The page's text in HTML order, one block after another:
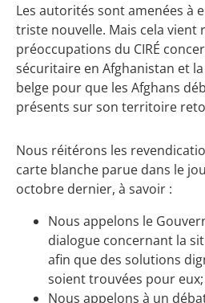
Les autorités sont amenées à
triste nouvelle. Mais cela vient
préoccupations du CIRÉ
sécuritaire en Afghanistan et
belge pour que les Afghans
présents sur son territoire
Nous réitérons les
carte blanche parue dans le
octobre dernier, à savoir :
Nous appelons le
dialogue concernant la
afin que des solutions
soient trouvées pour eux;
Nous appelons à un